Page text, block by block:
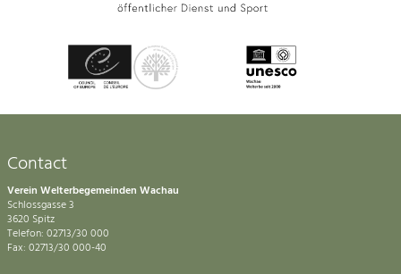
Contact
Verein Welterbegemeinden Wachau
Schlossgasse 3
3620 Spitz
Telefon: 02713/30 000
Fax: 02713/30 000-40